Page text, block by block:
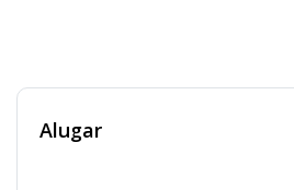
Alugar